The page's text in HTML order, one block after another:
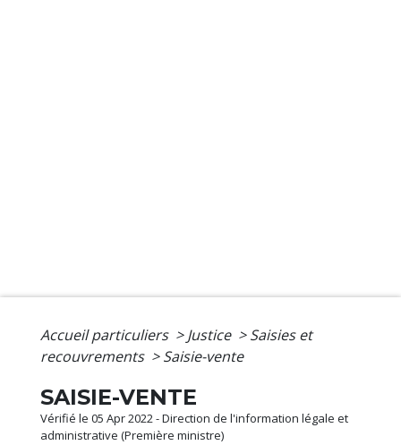
Accueil particuliers > Justice > Saisies et
recouvrements > Saisie-vente
SAISIE-VENTE
Vérifié le 05 Apr 2022 - Direction de l'information légale et
administrative (Première ministre)